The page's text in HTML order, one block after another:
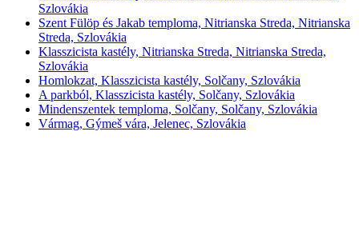
Szlovákia
Szent Fülöp és Jakab temploma, Nitrianska Streda, Nitrianska
Streda, Szlovákia
Klasszicista kastély, Nitrianska Streda, Nitrianska Streda,
Szlovákia
Homlokzat, Klasszicista kastély, Solčany, Szlovákia
A parkból, Klasszicista kastély, Solčany, Szlovákia
Mindenszentek temploma, Solčany, Solčany, Szlovákia
Vármag, Gýmeš vára, Jelenec, Szlovákia